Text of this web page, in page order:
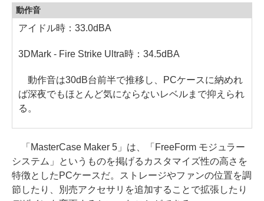
動作音
アイドル時：33.0dBA
3DMark - Fire Strike Ultra時：34.5dBA
動作音は30dB台前半で推移し、PCケースに納めれ
ば深夜でもほとんど気にならないレベルまで抑えられ
る。
「MasterCase Maker 5」は、「FreeForm モジュラー
システム」というものを掲げるカスタマイズ性の高さを
特徴としたPCケースだ。ストレージやファンの位置を調
節したり、別売アクセサリを追加することで拡張したり